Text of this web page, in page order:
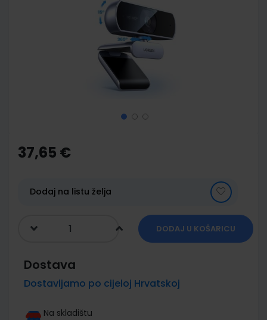
the
beginning
gallery
37,65 €
Dodaj na listu želja
DODAJ U KOŠARICU
Dostava
Dostavljamo po cijeloj Hrvatskoj
Na skladištu